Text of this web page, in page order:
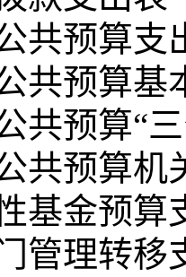
共预算支
共预算基
共预算“
共预算机
基金预算
管理转移